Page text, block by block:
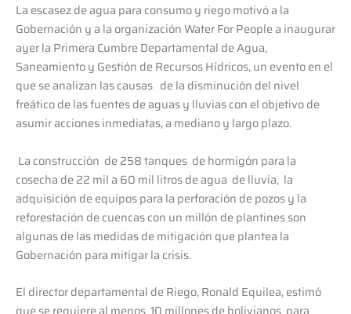
La escasez de agua para consumo y riego motivó a la
Gobernación y a la organización Water For People a inaugurar
ayer la Primera Cumbre Departamental de Agua,
Saneamiento y Gestión de Recursos Hídricos, un evento en el
que se analizan las causas de la disminución del nivel
freático de las fuentes de aguas y lluvias con el objetivo de
asumir acciones inmediatas, a mediano y largo plazo.
La construcción de 258 tanques de hormigón para la
cosecha de 22 mil a 60 mil litros de agua de lluvia, la
adquisición de equipos para la perforación de pozos y la
reforestación de cuencas con un millón de plantines son
algunas de las medidas de mitigación que plantea la
Gobernación para mitigar la crisis.
El director departamental de Riego, Ronald Equilea, estimó